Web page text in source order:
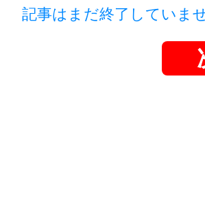
記事はまだ終了していま